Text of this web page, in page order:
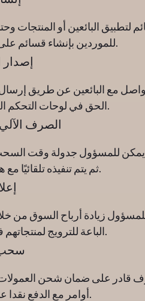
لتطبيق البائعين أو المنتجات
للموردين بإنشاء قسائم على منتجاتهم.
إصدار
مع البائعين عن طريق إرسال
الحق في لوحات التحكم الخاصة بهم.
الصرف
يمكن للمسؤول جدولة وقت السحب
ثم يتم تنفيذه تلقائيًا مع هذه الوحدة.
زيادة أرباح السوق من
الباعة للترويج لمنتجاتهم في السوق.
قادر على ضمان شحن العمولات
أوامر مع الدفع نقدا عند التسليم.